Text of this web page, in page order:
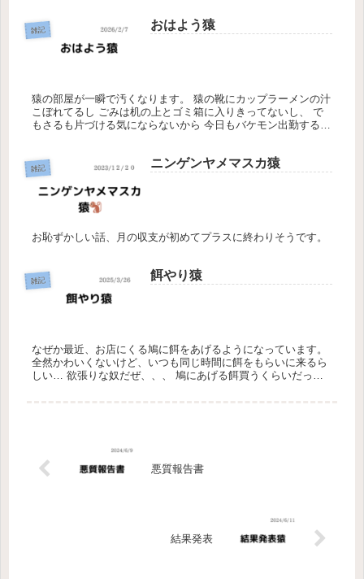
雑記 おはよう猿
猿の部屋が一瞬で汚くなります。 猿の靴にカップラーメンの汁
こぼれてるし ごみは机の上とゴミ箱に入りきってないし、 で
もさるも片づける気にならないから 今日もバケモン出勤するか
雑記 ニンゲンヤメマスカ猿
お恥ずかしい話、月の収支が初めてプラスに終わりそうです。
雑記 餌やり猿
なぜか最近、お店にくる鳩に餌をあげるようになっています。
全然かわいくないけど、いつも同じ時間に餌をもらいに来るら
しい… 欲張りな奴だぜ、、、 鳩にあげる餌買うくらいだった
悪質報告書
結果発表